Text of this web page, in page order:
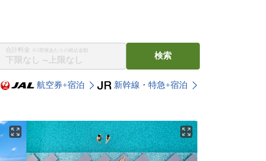
合計料金 ※1部屋あたりの税込金額
〜
検索
航空券+宿泊 新幹線・特急+宿泊